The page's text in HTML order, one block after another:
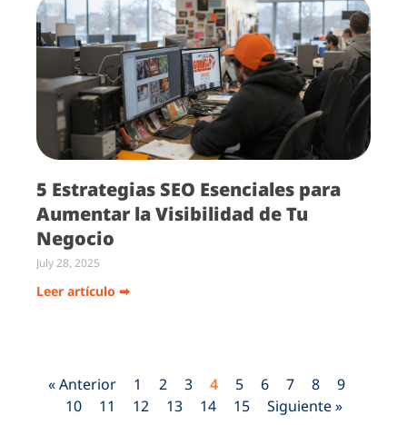
5 Estrategias SEO Esenciales para
Aumentar la Visibilidad de Tu
Negocio
July 28, 2025
Leer artículo ➡
« Anterior 1 2 3 4 5 6 7 8
9
10
11 12 13 14 15 Siguiente »